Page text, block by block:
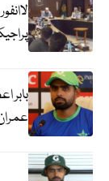
بابر